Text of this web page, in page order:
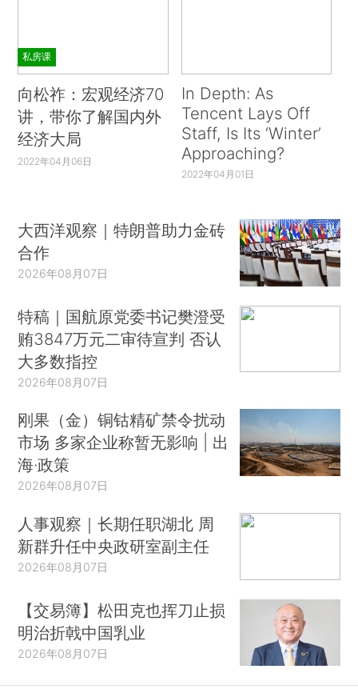
私房课
向松祚：宏观经济70
讲，带你了解国内外
经济大局
2022年04月06日
In Depth: As
Tencent Lays Off
Staff, Is Its ‘Winter’
Approaching?
2022年04月01日
大西洋观察｜特朗普助力金砖
合作
2026年08月07日
特稿｜国航原党委书记樊澄受
贿3847万元二审待宣判 否认
大多数指控
2026年08月07日
刚果（金）铜钴精矿禁令扰动
市场 多家企业称暂无影响 | 出
海·政策
2026年08月07日
人事观察｜长期任职湖北 周
新群升任中央政研室副主任
2026年08月07日
【交易簿】松田克也挥刀止损
明治折戟中国乳业
2026年08月07日